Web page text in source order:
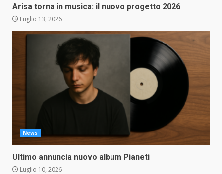
Arisa torna in musica: il nuovo progetto 2026
Luglio 13, 2026
News
Ultimo annuncia nuovo album Pianeti
Luglio 10, 2026